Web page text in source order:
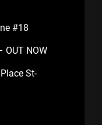
#18
OUT NOW
St-